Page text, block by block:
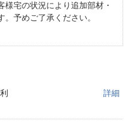
宅の状況により追加部材・
予めご了承ください。
詳細